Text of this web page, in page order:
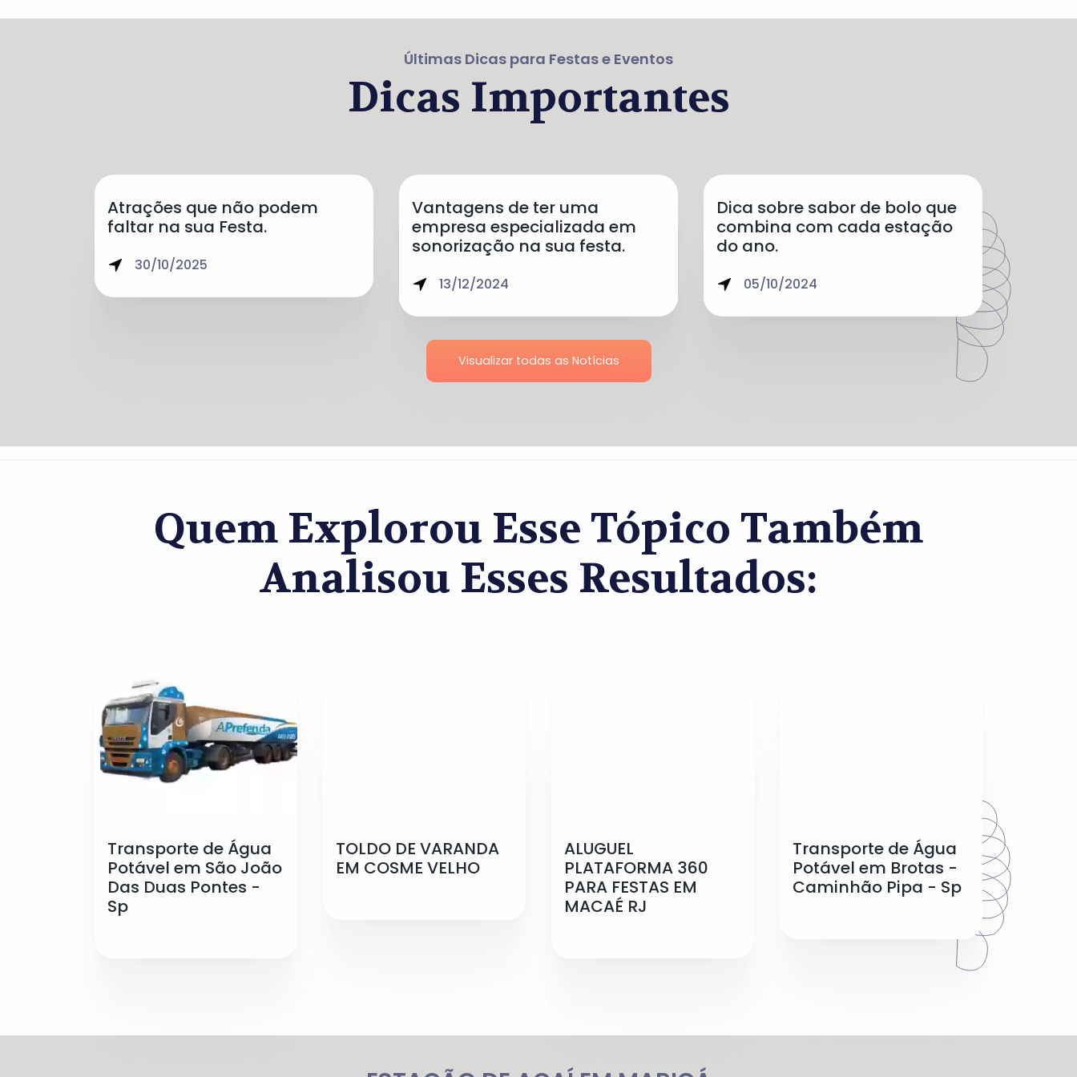
Últimas Dicas para Festas e Eventos
Dicas Importantes
Atrações que não podem
faltar na sua Festa.
30/10/2025
Vantagens de ter uma
empresa especializada em
sonorização na sua festa.
13/12/2024
Dica sobre sabor de bolo que
combina com cada estação
do ano.
05/10/2024
Visualizar todas as Notícias
Quem Explorou Esse Tópico Também
Analisou Esses Resultados:
Transporte de Água
Potável em São João
Das Duas Pontes -
Sp
TOLDO DE VARANDA
EM COSME VELHO
ALUGUEL
PLATAFORMA 360
PARA FESTAS EM
MACAÉ RJ
Transporte de Água
Potável em Brotas -
Caminhão Pipa - Sp